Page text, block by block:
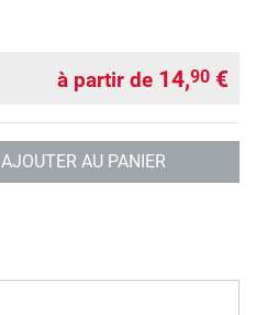
à partir de 14,90 €
AJOUTER AU PANIER